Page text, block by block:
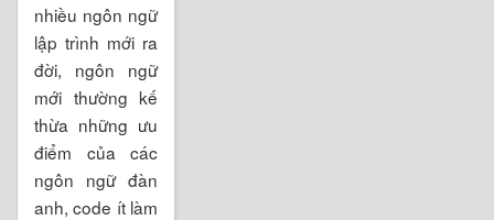
nhiều ngôn ngữ
lập trình mới ra
đời, ngôn ngữ
mới thường kế
thừa những ưu
điểm của các
ngôn ngữ đàn
anh, code ít làm